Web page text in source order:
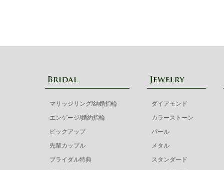
マリッジリング/結婚指輪
エンゲージ/婚約指輪
ピックアップ
先輩カップル
ブライダル特典
ダイアモンド
カラーストーン
パール
メタル
スタンダード